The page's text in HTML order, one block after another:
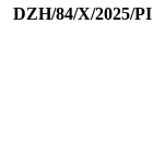
DZH/84/X/2025/PI